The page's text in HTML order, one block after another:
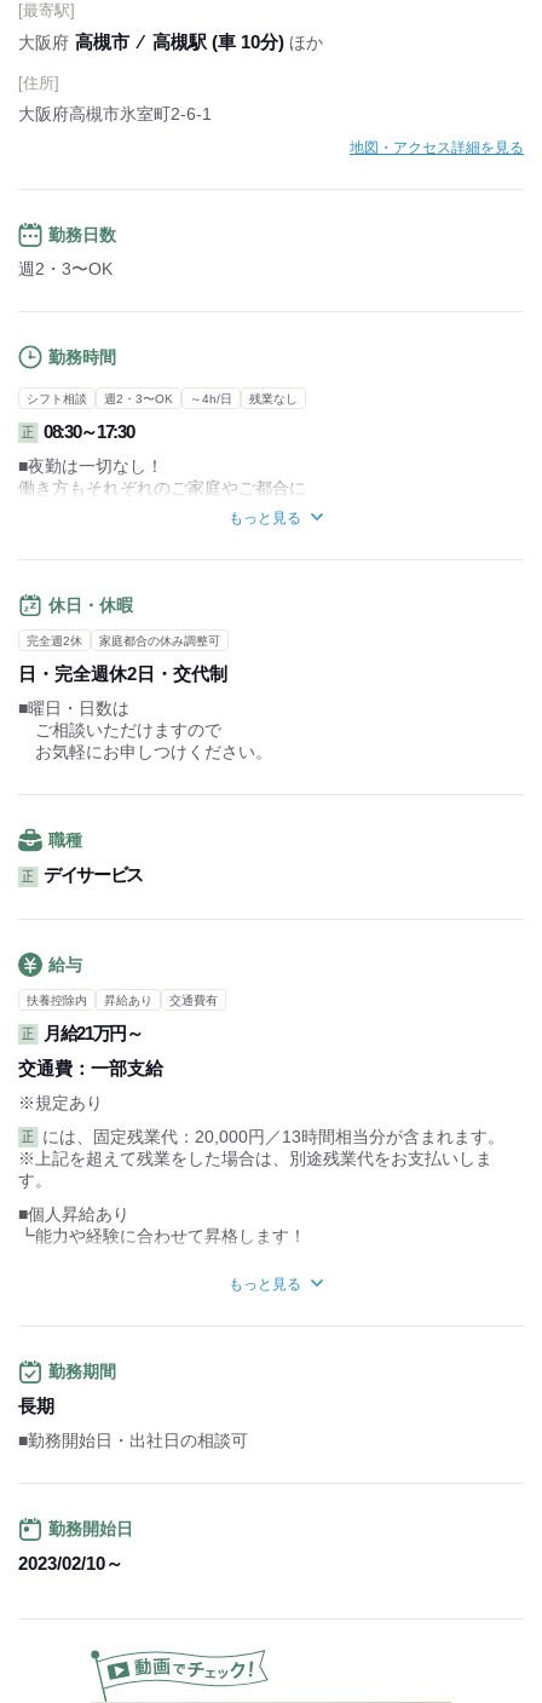
[最寄駅]
大阪府 高槻市 ⁄ 高槻駅 (車 10分) ほか
[住所]
大阪府高槻市氷室町2-6-1
地図・アクセス詳細を見る
勤務日数
週2・3〜OK
勤務時間
シフト相談 週2・3〜OK ～4h/日 残業なし
正 08:30～17:30
■夜勤は一切なし！
働き方もそれぞれのご家庭やご都合に
合わせて相談させていただきますので
「スタッフ第一！働く環境は文句なし！」
うちで働くスタッフは口をそろえて言います。
どこの施設よりもスタッフ同士が仲が良くて
笑いにあふれていて、何より楽しい自信があります！
だからこそ希望の休みもとりやすく
働き方もかなり自由です！
動画を見ていただいたら分かります♪
もっと見る
休日・休暇
完全週2休 家庭都合の休み調整可
日・完全週休2日・交代制
■曜日・日数は
ご相談いただけますので
お気軽にお申しつけください。
職種
正 デイサービス
給与
扶養控除内 昇給あり 交通費有
正
月給21万円～
交通費： 一部支給
※規定あり
正
には、固定残業代：20,000円／13時間相当分が含まれます。
※上記を超えて残業をした場合は、別途残業代をお支払いしま
す。
■個人昇給あり
┗能力や経験に合わせて昇格します！
■研修期間2ヵ月あり：同条件
マニュアルなどが決まっているので
「現場で見て学ぶ！」
みたいなやり方じゃないので
┗資格支援費用全額負担
将来、資格を取って働きたい方など
必要な費用はすべて会社で負担します！
無資格未経験からのスタート大歓迎です！
------------------------------------------
時給:1,100円~1,200円
勤務時間：9:00~17:30
もっと見る
勤務期間
長期
■勤務開始日・出社日の相談可
勤務開始日
2023/02/10～